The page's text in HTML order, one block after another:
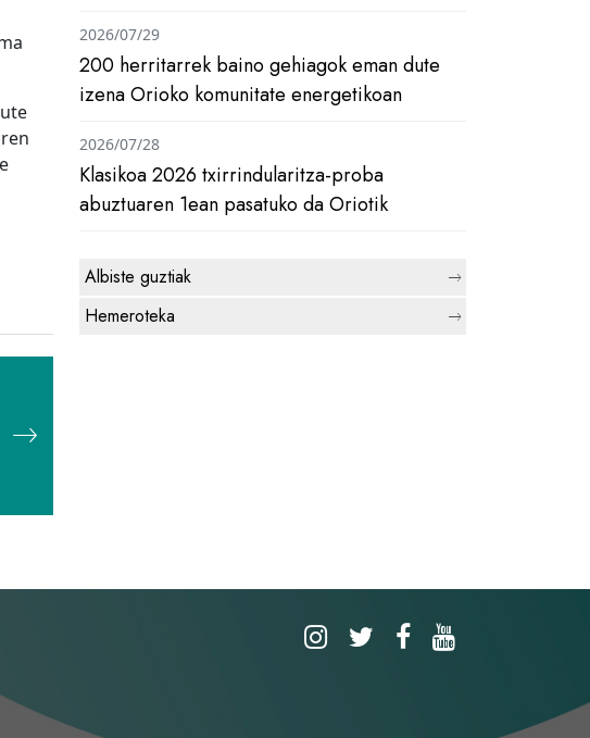
200 herritarrek baino gehiagok eman dute
izena Orioko komunitate energetikoan
2026/07/29
Klasikoa 2026 txirrindularitza-proba
abuztuaren 1ean pasatuko da Oriotik
2026/07/28
Albiste guztiak
Hemeroteka